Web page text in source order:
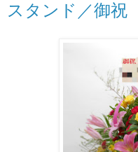
スタンド／御祝